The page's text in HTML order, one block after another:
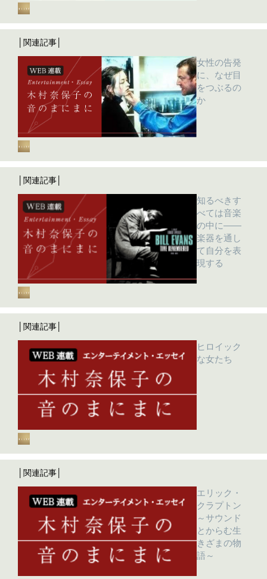
│関連記事│
女性の告発
に、なぜ目
をつぶるの
か
│関連記事│
知るべきす
べては音楽
の中に――
楽器を通し
て自分を表
現する
│関連記事│
ヒロイック
な女たち
│関連記事│
エリック・
クラプトン
～サウンド
とからむ生
きざまの物
語～